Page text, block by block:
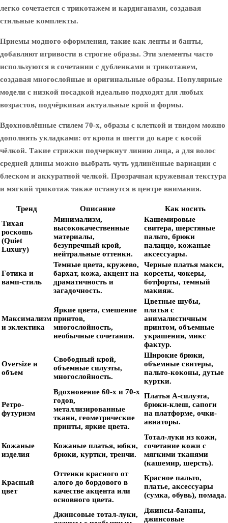
легко сочетается с трикотажем и кардиганами, создавая
стильные комплекты.
Приемы модного оформления, такие как ленты и банты,
добавляют игривости в строгие образы. Эти элементы часто
используются в сочетании с дубленками и трикотажем,
создавая многослойные и оригинальные образы. Популярные
модели с низкой посадкой идеально подходят для любых
возрастов, подчёркивая актуальные крой и формы.
Вдохновлённые стилем 70-х, образы с клеткой и твидом можно
дополнять укладками: от кропа и шегги до каре с косой
чёлкой. Такие стрижки подчеркнут линию лица, а для волос
средней длины можно выбрать чуть удлинённые вариации с
блеском и аккуратной челкой. Прозрачная кружевная текстура
и мягкий трикотаж также останутся в центре внимания.
Тренд Описание
Как носить
Тихая
роскошь
(Quiet
Luxury)
Минимализм,
высококачественные
материалы,
безупречный крой,
нейтральные оттенки.
Кашемировые
свитера, шерстяные
пальто, брюки
палаццо, кожаные
аксессуары.
Готика и
вамп-стиль
Темные цвета, кружево,
бархат, кожа, акцент на
драматичность и
загадочность.
Черные платья макси,
корсеты, чокеры,
ботфорты, темный
макияж.
Максимализм
и эклектика
Яркие цвета, смешение
принтов,
многослойность,
необычные сочетания.
Цветные шубы,
платья с
анималистичным
принтом, объемные
украшения, микс
фактур.
Oversize и
объем
Свободный крой,
объемные силуэты,
многослойность.
Широкие брюки,
объемные свитеры,
пальто-коконы, дутые
куртки.
Ретро-
футуризм
Вдохновение 60-х и 70-х
годов,
металлизированные
ткани, геометрические
принты, яркие цвета.
Платья А-силуэта,
брюки-клеш, сапоги
на платформе, очки-
авиаторы.
Кожаные
изделия
Кожаные платья, юбки,
брюки, куртки, тренчи.
Тотал-луки из кожи,
сочетание кожи с
мягкими тканями
(кашемир, шерсть).
Красный
цвет
Оттенки красного от
алого до бордового в
качестве акцента или
основного цвета.
Красное пальто,
платье, аксессуары
(сумка, обувь), помада.
Джинсовые тотал-луки,
Джинсы-бананы,
джинсовые